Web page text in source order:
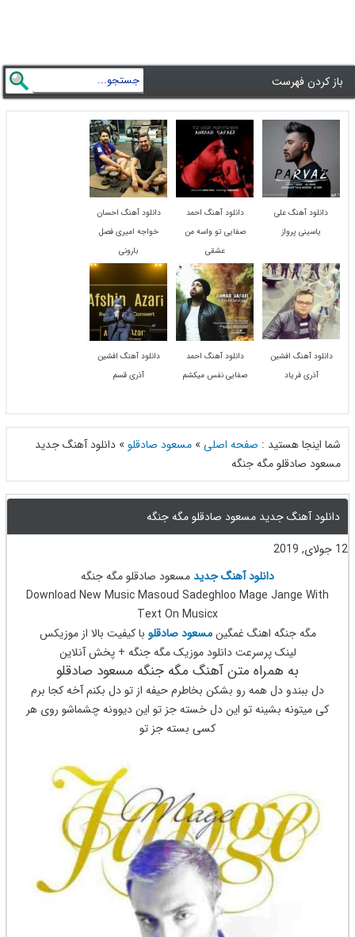
باز کردن فهرست
دانلود آهنگ علی
یاسینی پرواز
دانلود آهنگ احمد
صفایی تو واسه من
عشقی
دانلود آهنگ احسان
خواجه امیری فصل
بارونی
دانلود آهنگ افشین
آذری فریاد
دانلود آهنگ احمد
صفایی نفس میکشم
دانلود آهنگ افشین
آذری قسم
شما اینجا هستید : صفحه اصلی» مسعود صادقلو» دانلود آهنگ جدید
مسعود صادقلو مگه جنگه
دانلود آهنگ جدید مسعود صادقلو مگه جنگه
12 جولای, 2019
دانلود آهنگ جدیدمسعود صادقلو مگه جنگه
Download New Music Masoud Sadeghloo Mage Jange With
Text On Musicx
مگه جنگه اهنگ غمگینمسعود صادقلو با کیفیت بالا از موزیکس
لینک پرسرعت دانلود موزیک مگه جنگه + پخش آنلاین
به همراه متن آهنگ مگه جنگه مسعود صادقلو
دل ببندو دل همه رو بشکن بخاطرم حیفه از تو دل بکنم آخه کجا برم
کی میتونه بشینه تو این دل خسته جز تو این دیوونه چشماشو روی هر
کسی بسته جز تو